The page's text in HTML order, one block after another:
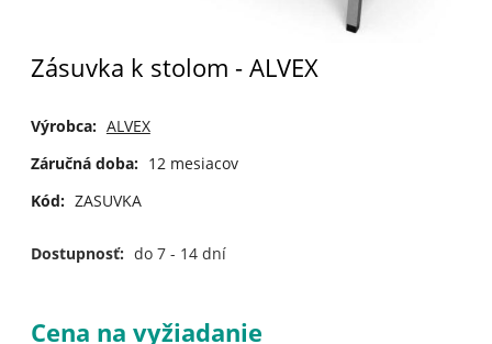
Zásuvka k stolom - ALVEX
Výrobca: ALVEX
Záručná doba: 12 mesiacov
Kód: ZASUVKA
Dostupnosť: do 7 - 14 dní
Cena na vyžiadanie